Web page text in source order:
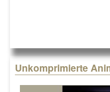
Unkomprimierte